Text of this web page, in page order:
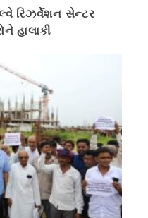
રિઝર્વેશન સેન્ટર
હાલાકી